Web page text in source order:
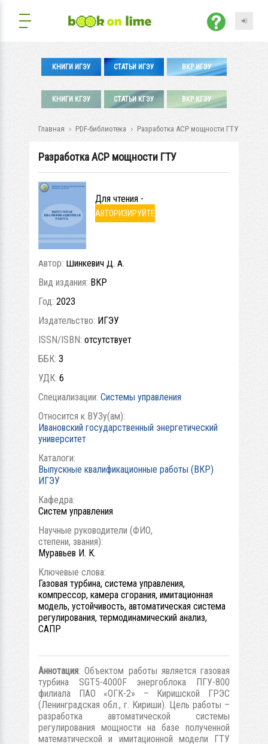
КНИГИ ИГЭУ СТАТЬИ ИГЭУ ВКР ИГЭУ
КНИГИ КГЭУ СТАТЬИ КГЭУ ВКР КГЭУ
Главная PDF-библиотека Разработка АСР мощности ГТУ
Разработка АСР мощности ГТУ
Для чтения -
АВТОРИЗИРУЙТЕ
Автор: Шинкевич Д. А.
Вид издания: ВКР
Год: 2023
Издательство: ИГЭУ
ISSN/ISBN: отсутствует
ББК: 3
УДК: 6
Специализации: Системы управления
Относится к ВУЗу(ам):
Ивановский государственный энергетический
университет
Каталоги:
Выпускные квалификационные работы (ВКР)
ИГЭУ
Кафедра:
Систем управления
Научные руководители (ФИО,
степени, звания):
Муравьев И. К.
Ключевые слова:
Газовая турбина, система управления,
компрессор, камера сгорания, имитационная
модель, устойчивость, автоматическая система
регулирования, термодинамический анализ,
САПР
Аннотация: Объектом работы является газовая
турбина SGT5-4000F энергоблока ПГУ-800
филиала ПАО «ОГК-2» – Киришской ГРЭС
(Ленинградская обл., г. Кириши). Цель работы –
разработка автоматической системы
регулирования мощности на базе полученной
математической и имитационной модели ГТУ